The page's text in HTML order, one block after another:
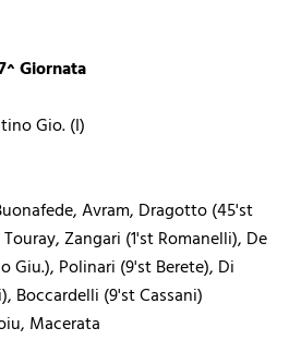
Giornata
Gio. (I)
Avram, Dragotto (45'st
Zangari (1'st Romanelli), De
Giu.), Polinari (9'st Berete), Di
Boccardelli (9'st Cassani)
Macerata